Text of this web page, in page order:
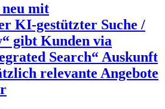
mit
KI-gestützter Suche /
gibt Kunden via
Search“ Auskunft
relevante Angebote